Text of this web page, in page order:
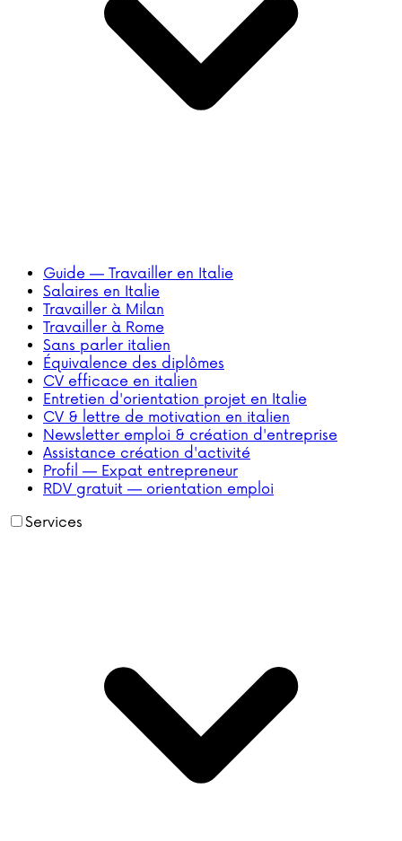
Guide — Travailler en Italie
Salaires en Italie
Travailler à Milan
Travailler à Rome
Sans parler italien
Équivalence des diplômes
CV efficace en italien
Entretien d'orientation projet en Italie
CV & lettre de motivation en italien
Newsletter emploi & création d'entreprise
Assistance création d'activité
Profil — Expat entrepreneur
RDV gratuit — orientation emploi
Services